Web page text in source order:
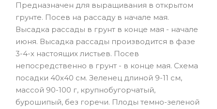
Предназначен для выращивания в открытом
грунте. Посев на рассаду в начале мая.
Высадка рассады в грунт в конце мая - начале
июня. Высадка рассады производится в фазе
3-4-х настоящих листьев. Посев
непосредственно в грунт - в конце мая. Схема
посадки 40х40 см. Зеленец длиной 9-11 см,
массой 90-100 г, крупнобугорчатый,
бурошипый, без горечи. Плоды темно-зеленой